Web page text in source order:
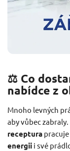
⚖️ Co
nabídce z
Mnoho levných
aby vůbec
receptura
energii i své